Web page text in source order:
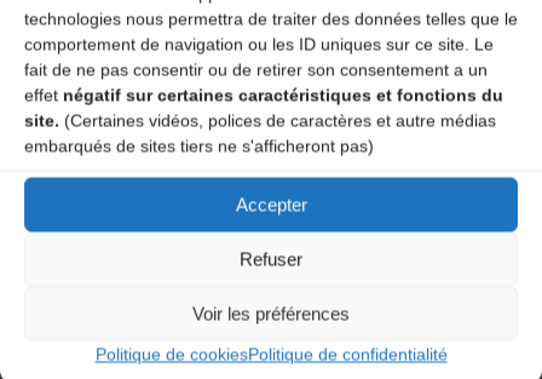
technologies nous permettra de traiter des données telles que le
comportement de navigation ou les ID uniques sur ce site. Le
fait de ne pas consentir ou de retirer son consentement a un
effet négatif sur certaines caractéristiques et fonctions du
site. (Certaines vidéos, polices de caractères et autre médias
embarqués de sites tiers ne s'afficheront pas)
Accepter
Refuser
Voir les préférences
Politique de cookiesPolitique de confidentialité
A DECOUVRIR :